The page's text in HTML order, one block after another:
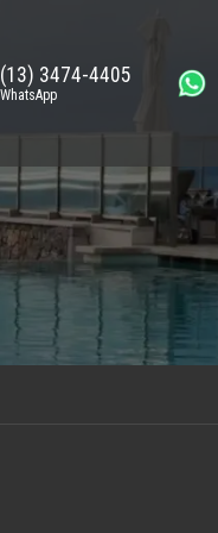
(13) 3474-4405
WhatsApp